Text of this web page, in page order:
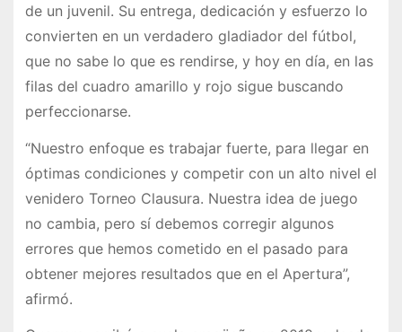
de un juvenil. Su entrega, dedicación y esfuerzo lo
convierten en un verdadero gladiador del fútbol,
que no sabe lo que es rendirse, y hoy en día, en las
filas del cuadro amarillo y rojo sigue buscando
perfeccionarse.
“Nuestro enfoque es trabajar fuerte, para llegar en
óptimas condiciones y competir con un alto nivel el
venidero Torneo Clausura. Nuestra idea de juego
no cambia, pero sí debemos corregir algunos
errores que hemos cometido en el pasado para
obtener mejores resultados que en el Apertura”,
afirmó.